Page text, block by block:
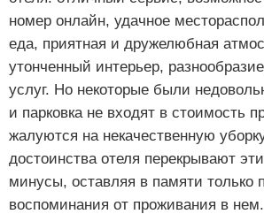
номер онлайн, удачное
еда, приятная и дружелюбная
утонченный интерьер,
услуг. Но некоторые были
и парковка не входят в стоимость
жалуются на некачественную
достоинства отеля перекрывают
минусы, оставляя в памяти только
воспоминания от проживания в нем.